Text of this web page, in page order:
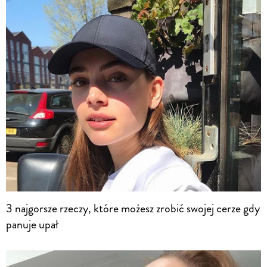
3 najgorsze rzeczy, które możesz zrobić swojej cerze gdy
panuje upał